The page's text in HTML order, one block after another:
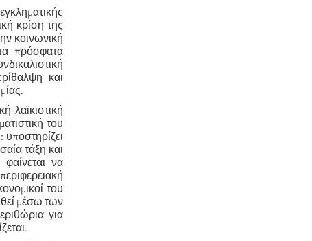
κρίση της
κοινωνική
πρόσφατα
και
λαϊκιστική
του
τάξη και
να
του
μέσω των
για